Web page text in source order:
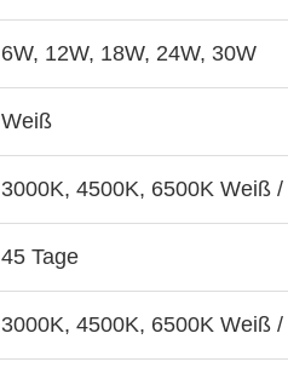
6W, 12W, 18W, 24W, 30W
Weiß
3000K, 4500K, 6500K Weiß
45 Tage
3000K, 4500K, 6500K Weiß